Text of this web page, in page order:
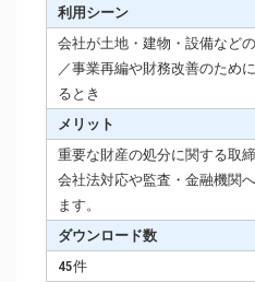
利用シーン
会社が土地・建物・設備など
／事業再編や財務改善のため
るとき
メリット
重要な財産の処分に関する取
会社法対応や監査・金融機関
ます。
ダウンロード数
45件